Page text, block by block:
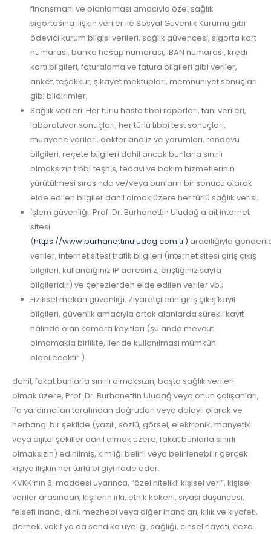
finansmanı ve planlaması amacıyla özel sağlık
sigortasına ilişkin veriler ile Sosyal Güvenlik Kurumu gibi
ödeyici kurum bilgisi verileri, sağlık güvencesi, sigorta kart
numarası, banka hesap numarası, IBAN numarası, kredi
kartı bilgileri, faturalama ve fatura bilgileri gibi veriler,
anket, teşekkür, şikâyet mektupları, memnuniyet sonuçları
gibi bildirimler;
Sağlık verileri: Her türlü hasta tıbbi raporları, tanı verileri,
laboratuvar sonuçları, her türlü tıbbi test sonuçları,
muayene verileri, doktor analiz ve yorumları, randevu
bilgileri, reçete bilgileri dahil ancak bunlarla sınırlı
olmaksızın tıbbî teşhis, tedavi ve bakım hizmetlerinin
yürütülmesi sırasında ve/veya bunların bir sonucu olarak
elde edilen bilgiler dahil olmak üzere her türlü sağlık verisi;
İşlem güvenliği: Prof. Dr. Burhanettin Uludağ a ait internet
sitesi
(https://www.burhanettinuludag.com.tr) aracılığıyla
veriler, internet sitesi trafik bilgileri (internet sitesi giriş çıkış
bilgileri, kullandığınız IP adresiniz, eriştiğiniz sayfa
bilgileridir) ve çerezlerden elde edilen veriler vb.;
Fiziksel mekân güvenliği: Ziyaretçilerin giriş çıkış kayıt
bilgileri, güvenlik amacıyla ortak alanlarda sürekli kayıt
hâlinde olan kamera kayıtları (şu anda mevcut
olmamakla birlikte, ileride kullanılması mümkün
olabilecektir )
dahil, fakat bunlarla sınırlı olmaksızın, başta sağlık verileri
olmak üzere, Prof. Dr. Burhanettin Uludağ veya onun çalışanları,
ifa yardımcıları tarafından doğrudan veya dolaylı olarak ve
herhangi bir şekilde (yazılı, sözlü, görsel, elektronik, manyetik
veya dijital şekiller dâhil olmak üzere, fakat bunlarla sınırlı
olmaksızın) edinilmiş, kimliği belirli veya belirlenebilir gerçek
kişiye ilişkin her türlü bilgiyi ifade eder.
KVKK’nın 6. maddesi uyarınca, “özel nitelikli kişisel veri”, kişisel
veriler arasından, kişilerin ırkı, etnik kökeni, siyasi düşüncesi,
felsefi inancı, dini, mezhebi veya diğer inançları, kılık ve kıyafeti,
dernek, vakıf ya da sendika üyeliği, sağlığı, cinsel hayatı, ceza